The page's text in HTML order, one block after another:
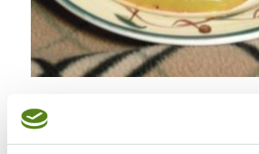
Karczek z patelni wraz z